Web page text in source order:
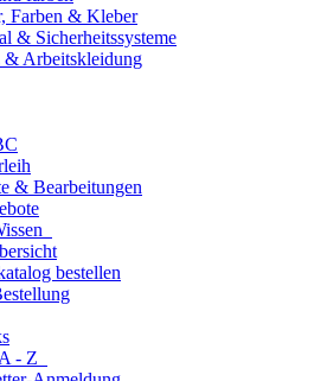
Farben & Kleber
& Sicherheitssysteme
& Arbeitskleidung
& Bearbeitungen
bestellen
- Z